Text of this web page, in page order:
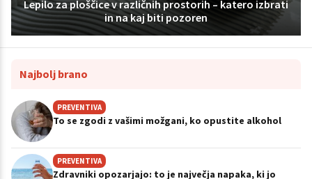
Lepilo za ploščice v različnih prostorih – katero izbrati
in na kaj biti pozoren
Najbolj brano
PREVENTIVA
To se zgodi z vašimi možgani, ko opustite alkohol
PREVENTIVA
Zdravniki opozarjajo: to je največja napaka, ki jo